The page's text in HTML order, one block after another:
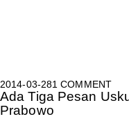
2014-03-281 COMMENT
Ada Tiga Pesan
Prabowo